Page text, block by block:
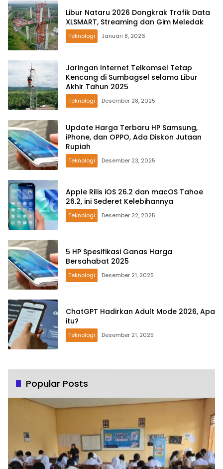
Libur Nataru 2026 Dongkrak Trafik Data
XLSMART, Streaming dan Gim Meledak
Teknologi Januari 8, 2026
Jaringan Internet Telkomsel Tetap
Kencang di Sumbagsel selama Libur
Akhir Tahun 2025
Teknologi Desember 28, 2025
Update Harga Terbaru HP Samsung,
iPhone, dan OPPO, Ada Diskon Jutaan
Rupiah
Teknologi Desember 23, 2025
Apple Rilis iOS 26.2 dan macOS Tahoe
26.2, ini Sederet Kelebihannya
Teknologi Desember 22, 2025
5 HP Spesifikasi Ganas Harga
Bersahabat 2025
Teknologi Desember 21, 2025
ChatGPT Hadirkan Adult Mode 2026, Apa
itu?
Teknologi Desember 21, 2025
Popular Posts